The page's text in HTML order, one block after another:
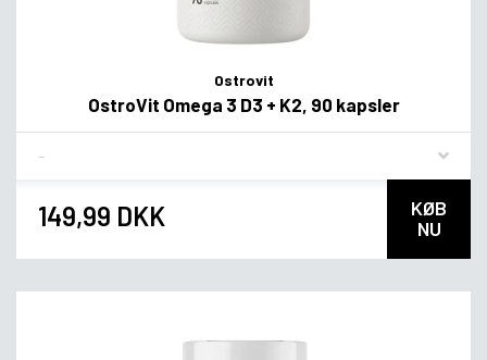
Ostrovit
OstroVit Omega 3 D3 + K2, 90 kapsler
149,99 DKK
KØB
NU